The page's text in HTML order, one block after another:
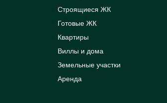
Строящиеся ЖК
Готовые ЖК
Квартиры
Виллы и дома
Земельные участки
Аренда